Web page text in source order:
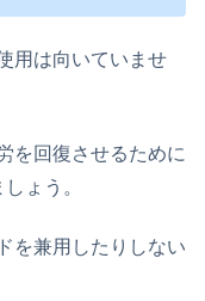
用は向いていませ
を回復させるために
ょう。
を兼用したりしない